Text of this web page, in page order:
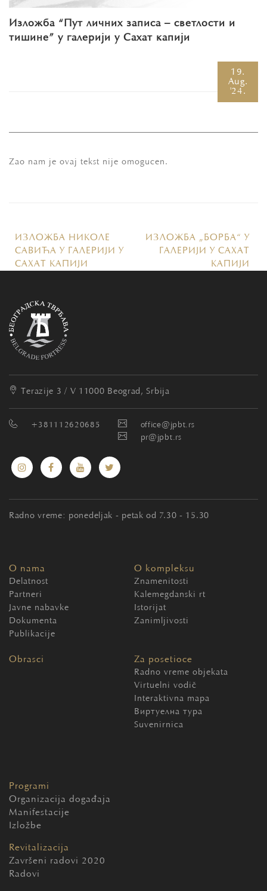
Изложба “Пут личних записа – светлости и
тишине” у галерији у Сахат капији
19.
Aug.
'24.
Zao nam je ovaj tekst nije omogucen.
ИЗЛОЖБА НИКОЛЕ
САВИЋА У ГАЛЕРИЈИ У
САХАТ КАПИЈИ
ИЗЛОЖБА „БОРБА“ У
ГАЛЕРИЈИ У САХАТ
КАПИЈИ
Terazije 3 / V 11000 Beograd, Srbija
+381112620685
office@jpbt.rs
pr@jpbt.rs
Radno vreme: ponedeljak - petak od 7.30 - 15.30
O nama
Delatnost
Partneri
Javne nabavke
Dokumenta
Publikacije
O kompleksu
Znamenitosti
Kalemegdanski rt
Istorijat
Zanimljivosti
Obrasci Za posetioce
Radno vreme objekata
Virtuelni vodič
Interaktivna mapa
Виртуелна тура
Suvenirnica
Programi
Organizacija događaja
Manifestacije
Izložbe
Revitalizacija
Završeni radovi 2020
Radovi